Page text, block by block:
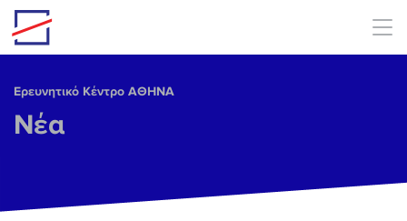
Skip to main content
Ερευνητικό Κέντρο ΑΘΗΝΑ
Νέα